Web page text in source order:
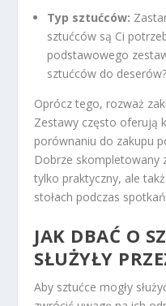
Typ sztućców:
sztućców są Ci
podstawowego
sztućców do deserów?
Oprócz tego, rozważ
Zestawy często oferują
porównaniu do zakupu
Dobrze skompletowany
tylko praktyczny, ale
stołach podczas
JAK DBAĆ O
SŁUŻYŁY
Aby sztućce mogły